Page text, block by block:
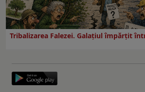
Tribalizarea Falezei. Galațiul împărțit